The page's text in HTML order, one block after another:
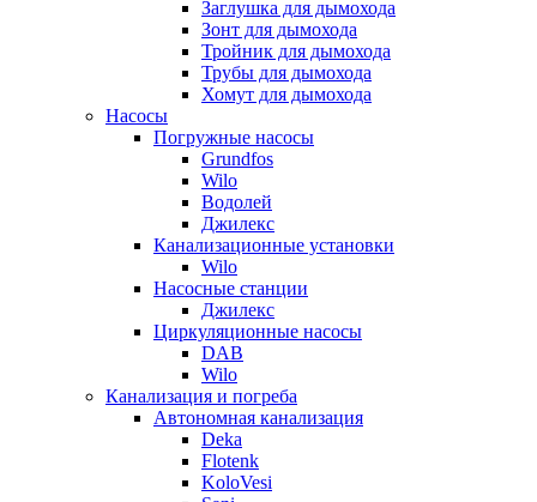
Заглушка для дымохода
Зонт для дымохода
Тройник для дымохода
Трубы для дымохода
Хомут для дымохода
Насосы
Погружные насосы
Grundfos
Wilo
Водолей
Джилекс
Канализационные установки
Wilo
Насосные станции
Джилекс
Циркуляционные насосы
DAB
Wilo
Канализация и погреба
Автономная канализация
Deka
Flotenk
KoloVesi